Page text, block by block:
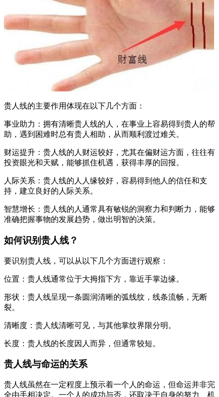
贵人线的主要作用体现在以下几个方面：
事业助力：拥有清晰贵人线的人，在事业上容易得到贵人的帮
助，遇到困难时总有贵人相助，从而顺利渡过难关。
财运提升：贵人线的人财运较好，尤其在偏财运方面，往往有
投资眼光和天赋，能够抓住机遇，获得丰厚的回报。
人际关系：贵人线的人人缘较好，容易得到他人的信任和支
持，建立良好的人际关系。
智慧增长：贵人线的人通常具有敏锐的洞察力和判断力，能够
准确把握事物的发展趋势，做出明智的决策。
如何识别贵人线？
要识别贵人线，可以从以下几个方面进行观察：
位置：贵人线通常位于大拇指下方，靠近手掌边缘。
形状：贵人线呈现一条圆润清晰的弧线纹，线条流畅，无断
裂。
清晰度：贵人线清晰可见，与其他掌纹界限分明。
长度：贵人线的长度因人而异，但通常较短。
贵人线与命运的关系
贵人线虽然在一定程度上预示着一个人的命运，但命运并非完
全由手相决定。一个人的成功与否，还取决于自身的努力、机